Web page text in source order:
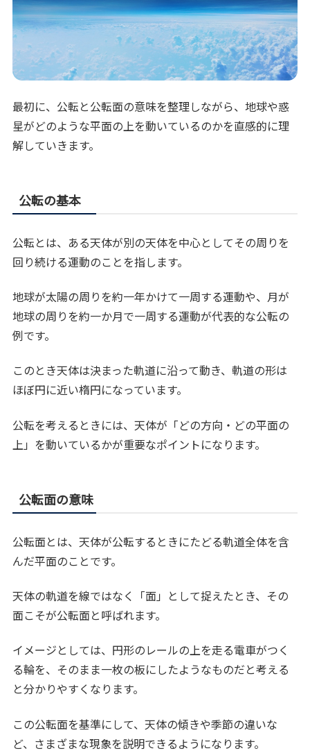
最初に、公転と公転面の意味を整理しながら、地球や惑
星がどのような平面の上を動いているのかを直感的に理
解していきます。
公転の基本
公転とは、ある天体が別の天体を中心としてその周りを
回り続ける運動のことを指します。
地球が太陽の周りを約一年かけて一周する運動や、月が
地球の周りを約一か月で一周する運動が代表的な公転の
例です。
このとき天体は決まった軌道に沿って動き、軌道の形は
ほぼ円に近い楕円になっています。
公転を考えるときには、天体が「どの方向・どの平面の
上」を動いているかが重要なポイントになります。
公転面の意味
公転面とは、天体が公転するときにたどる軌道全体を含
んだ平面のことです。
天体の軌道を線ではなく「面」として捉えたとき、その
面こそが公転面と呼ばれます。
イメージとしては、円形のレールの上を走る電車がつく
る輪を、そのまま一枚の板にしたようなものだと考える
と分かりやすくなります。
この公転面を基準にして、天体の傾きや季節の違いな
ど、さまざまな現象を説明できるようになります。